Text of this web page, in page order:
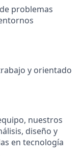
problemas
y orientado
nuestros
diseño y
en tecnología